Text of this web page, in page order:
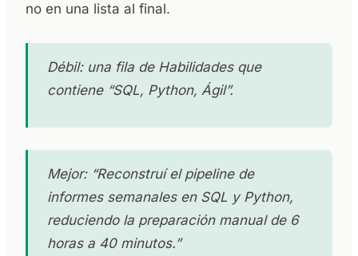
no en una lista al final.
Débil: una fila de Habilidades que
contiene “SQL, Python, Ágil”.
Mejor: “Reconstruí el pipeline de
informes semanales en SQL y Python,
reduciendo la preparación manual de 6
horas a 40 minutos.”